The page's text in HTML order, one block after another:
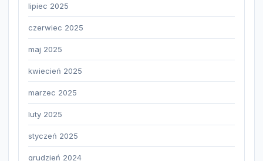
lipiec 2025
czerwiec 2025
maj 2025
kwiecień 2025
marzec 2025
luty 2025
styczeń 2025
grudzień 2024